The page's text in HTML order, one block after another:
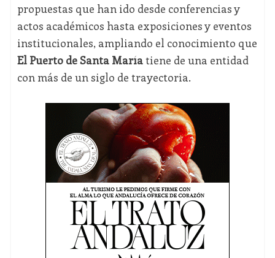
propuestas que han ido desde conferencias y
actos académicos hasta exposiciones y eventos
institucionales, ampliando el conocimiento que
El Puerto de Santa Maríatiene de una entidad
con más de un siglo de trayectoria.